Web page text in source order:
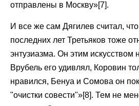
отправлены в Москву»[7].
И все же сам Дягилев считал, что
последних лет Третьяков тоже
энтузиазма. Он этим искусством
Врубель его удивлял, Коровин
нравился, Бенуа и Сомова он
"очистки совести"»[8]. Тем не